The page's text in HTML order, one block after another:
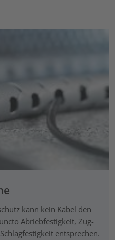
kann kein Kabel den
Abriebfestigkeit, Zug-
entsprechen.